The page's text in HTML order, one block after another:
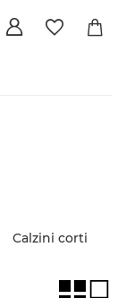
Calzini corti